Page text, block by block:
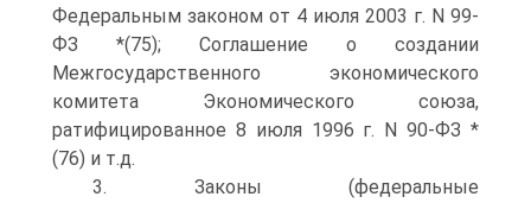
Федеральным законом от 4 июля 2003 г. N 99-
ФЗ *(75); Соглашение о создании
Межгосударственного экономического
комитета Экономического союза,
ратифицированное 8 июля 1996 г. N 90-ФЗ *
(76) и т.д.
3. Законы (федеральные